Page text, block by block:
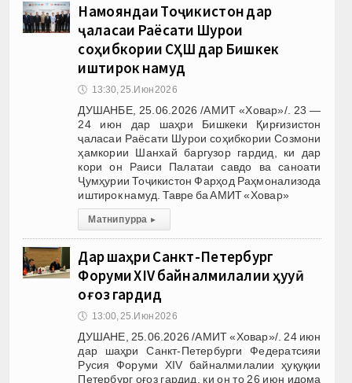
Намояндаи Тоҷикистон дар
ҷаласаи Раёсати Шурои
соҳибкории СҲШ дар Бишкек
иштирок намуд
🕔 13:30, 25.Июн 2026
ДУШАНБЕ, 25.06.2026 /АМИТ «Ховар»/. 23 —
24 июн дар шаҳри Бишкеки Қирғизистон
ҷаласаи Раёсати Шурои соҳибкории Созмони
ҳамкории Шанхай баргузор гардид, ки дар
кори он Раиси Палатаи савдо ва саноати
Ҷумҳурии Тоҷикистон Фарҳод Раҳмонализода
иштирок намуд. Тавре ба АМИТ «Ховар»
Матни пурра ▸
Дар шаҳри Санкт-Петербург
Форуми XIV байналмилалии ҳуқуқӣ
оғоз гардид
🕔 13:00, 25.Июн 2026
ДУШАНЕ, 25.06.2026 /АМИТ «Ховар»/. 24 июн
дар шаҳри Санкт-Петербурги Федератсияи
Русия Форуми XIV байналмилалии ҳуқуқии
Петербург оғоз гардид, ки он то 26 июн идома